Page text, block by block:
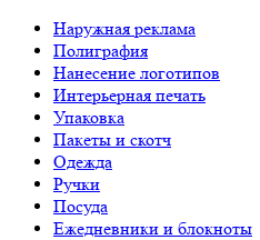
Наружная реклама
Полиграфия
Нанесение логотипов
Интерьерная печать
Упаковка
Пакеты и скотч
Одежда
Ручки
Посуда
Ежедневники и блокноты